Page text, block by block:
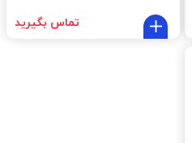
تماس بگیرید